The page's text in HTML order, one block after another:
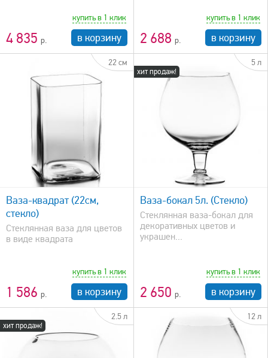
4 835
купить в 1 клик
в корзину 2 688
купить в 1 клик
в корзину
22 см
Ваза-квадрат (22см,
стекло)
Стеклянная ваза для цветов
в виде квадрата
1 586
купить в 1 клик
в корзину
хит продаж!
5 л
быстрый просмотр
Ваза-бокал 5л. (Стекло)
Стеклянная ваза-бокал для
декоративных цветов и
украшен...
2 650
купить в 1 клик
в корзину
хит продаж!
2.5 л 12 л